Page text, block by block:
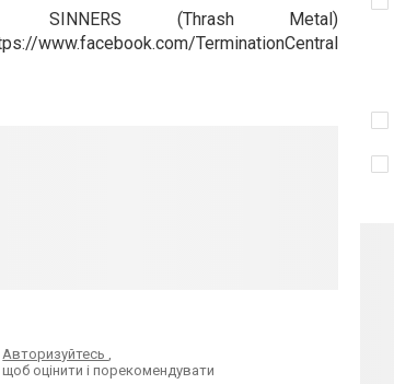
SINNERS (Thrash Metal)
www.facebook.com/TerminationCentral
Авторизуйтесь
щоб оцінити і порекомендувати